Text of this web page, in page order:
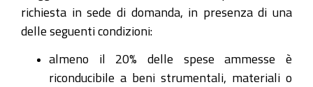
richiesta in sede di domanda, in presenza di una
delle seguenti condizioni:
almeno il 20% delle spese ammesse è
riconducibile a beni strumentali, materiali o